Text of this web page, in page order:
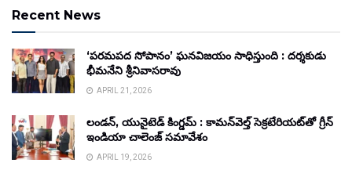
Recent News
‘పరమపద సోపానం’ ఘనవిజయం సాధిస్తుంది : దర్శకుడు
భీమనేని శ్రీనివాసరావు
APRIL 21, 2026
లండన్, యునైటెడ్ కింగ్డమ్ : కామన్‌వెల్త్ సెక్రటేరియట్‌తో గ్రీన్
ఇండియా చాలెంజ్ సమావేశం
APRIL 19, 2026